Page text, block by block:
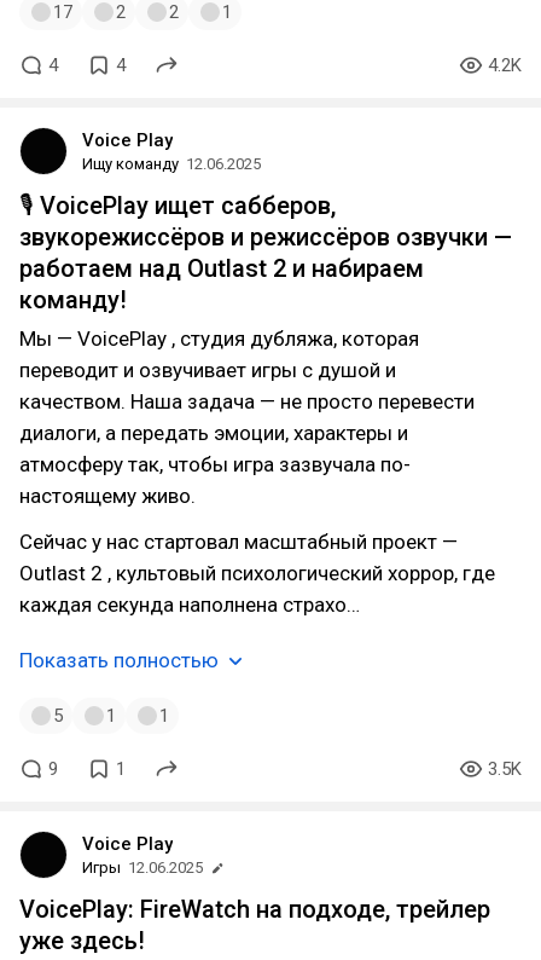
17 2 2 1
4 4 4.2K
Voice Play
Ищу команду 12.06.2025
🎙️ VoicePlay ищет сабберов,
звукорежиссёров и режиссёров озвучки —
работаем над Outlast 2 и набираем
команду!
Мы — VoicePlay , студия дубляжа, которая
переводит и озвучивает игры с душой и
качеством. Наша задача — не просто перевести
диалоги, а передать эмоции, характеры и
атмосферу так, чтобы игра зазвучала по-
настоящему живо.
Сейчас у нас стартовал масштабный проект —
Outlast 2 , культовый психологический хоррор, где
каждая секунда наполнена страхо…
Показать полностью
5 1 1
9 1 3.5K
Voice Play
Игры 12.06.2025
VoicePlay: FireWatch на подходе, трейлер
уже здесь!